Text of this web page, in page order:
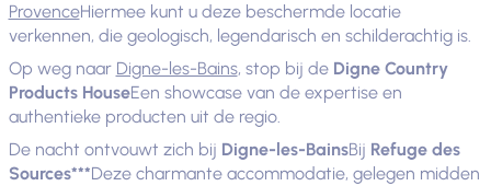
ProvenceHiermee kunt u deze beschermde locatie
verkennen, die geologisch, legendarisch en schilderachtig is.
Op weg naar Digne-les-Bains, stop bij de Digne Country
Products HouseEen showcase van de expertise en
authentieke producten uit de regio.
De nacht ontvouwt zich bij Digne-les-BainsBij Refuge des
Sources***Deze charmante accommodatie, gelegen midden